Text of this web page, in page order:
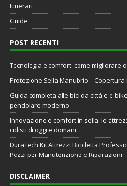
Itinerari
Guide
POST RECENTI
Tecnologia e comfort: come migliorare
Protezione Sella Manubrio – Copertura
Guida completa alle bici da città e e-
pendolare moderno
Innovazione e comfort in sella: le
ciclisti di oggi e domani
DuraTech Kit Attrezzi Bicicletta
Pezzi per Manutenzione e Riparazioni
DISCLAIMER